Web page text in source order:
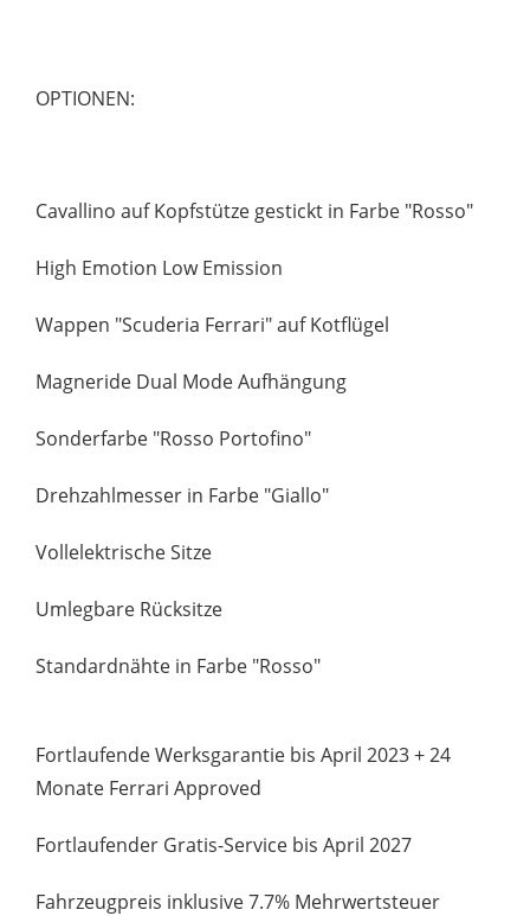
OPTIONEN:
Cavallino auf Kopfstütze gestickt in Farbe "Rosso"
High Emotion Low Emission
Wappen "Scuderia Ferrari" auf Kotflügel
Magneride Dual Mode Aufhängung
Sonderfarbe "Rosso Portofino"
Drehzahlmesser in Farbe "Giallo"
Vollelektrische Sitze
Umlegbare Rücksitze
Standardnähte in Farbe "Rosso"
Fortlaufende Werksgarantie bis April 2023 + 24
Monate Ferrari Approved
Fortlaufender Gratis-Service bis April 2027
Fahrzeugpreis inklusive 7.7% Mehrwertsteuer